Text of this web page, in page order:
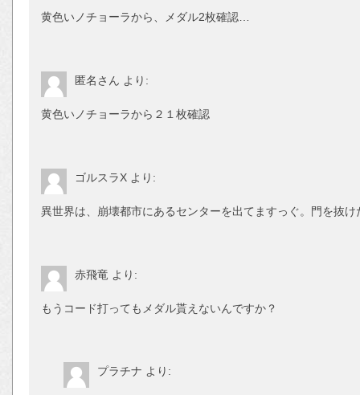
黄色いノチョーラから、メダル2枚確認…
匿名さん より:
黄色いノチョーラから２１枚確認
ゴルスラX より:
異世界は、崩壊都市にあるセンターを出てますっぐ。門を抜
赤飛竜 より:
もうコード打ってもメダル貰えないんですか？
プラチナ より: